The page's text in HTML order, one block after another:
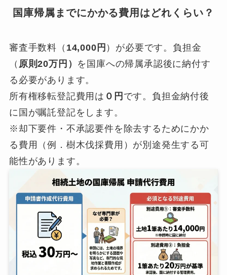
国庫帰属までにかかる費用はどれくらい？
審査手数料（ 14,000円 ）が必要です。負担金
（ 原則20万円） を国庫への帰属承認後に納付す
る必要があります。
所有権移転登記費用は ０円 です。負担金納付後
に国が嘱託登記をします。
※却下要件・不承認要件を除去するためにかか
る費用（例．樹木伐採費用）が別途発生する可
能性があります。